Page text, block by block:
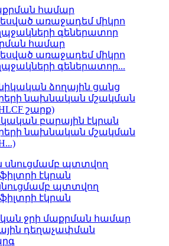
համար
առաջադեմ միկրո
գեներատոր...
բարային էկրան
նախնական մշակման
պտտվող
էկրան